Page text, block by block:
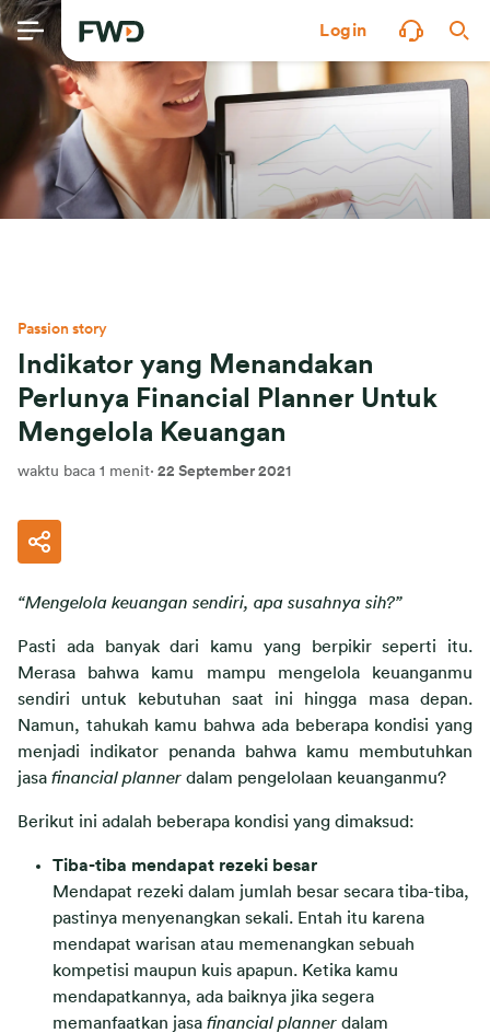
Login
Passion story
Indikator yang Menandakan
Perlunya Financial Planner Untuk
Mengelola Keuangan
waktu baca 1 menit· 22 September 2021
“Mengelola keuangan sendiri, apa susahnya sih?”
Pasti ada banyak dari kamu yang berpikir seperti itu.
Merasa bahwa kamu mampu mengelola keuanganmu
sendiri untuk kebutuhan saat ini hingga masa depan.
Namun, tahukah kamu bahwa ada beberapa kondisi yang
menjadi indikator penanda bahwa kamu membutuhkan
jasa financial planner dalam pengelolaan keuanganmu?
Berikut ini adalah beberapa kondisi yang dimaksud:
Tiba-tiba mendapat rezeki besar
Mendapat rezeki dalam jumlah besar secara tiba-tiba,
pastinya menyenangkan sekali. Entah itu karena
mendapat warisan atau memenangkan sebuah
kompetisi maupun kuis apapun. Ketika kamu
mendapatkannya, ada baiknya jika segera
memanfaatkan jasa financial planner dalam